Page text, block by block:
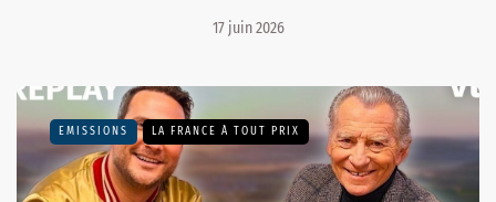
17 juin 2026
EMISSIONS LA FRANCE À TOUT PRIX